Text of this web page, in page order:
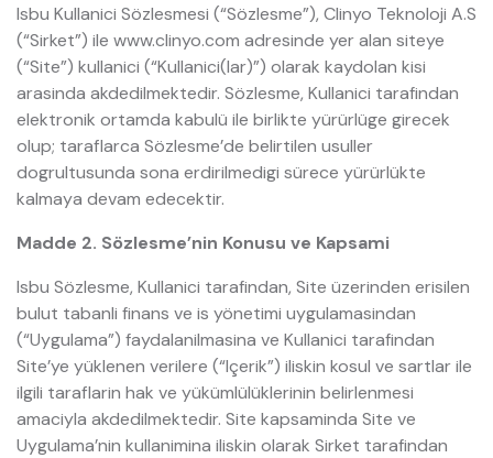
Isbu Kullanici Sözlesmesi (“Sözlesme”), Clinyo Teknoloji A.S
(“Sirket”) ile www.clinyo.com adresinde yer alan siteye
(“Site”) kullanici (“Kullanici(lar)”) olarak kaydolan kisi
arasinda akdedilmektedir. Sözlesme, Kullanici tarafindan
elektronik ortamda kabulü ile birlikte yürürlüge girecek
olup; taraflarca Sözlesme’de belirtilen usuller
dogrultusunda sona erdirilmedigi sürece yürürlükte
kalmaya devam edecektir.
Madde 2. Sözlesme’nin Konusu ve Kapsami
Isbu Sözlesme, Kullanici tarafindan, Site üzerinden erisilen
bulut tabanli finans ve is yönetimi uygulamasindan
(“Uygulama”) faydalanilmasina ve Kullanici tarafindan
Site’ye yüklenen verilere (“Içerik”) iliskin kosul ve sartlar ile
ilgili taraflarin hak ve yükümlülüklerinin belirlenmesi
amaciyla akdedilmektedir. Site kapsaminda Site ve
Uygulama’nin kullanimina iliskin olarak Sirket tarafindan